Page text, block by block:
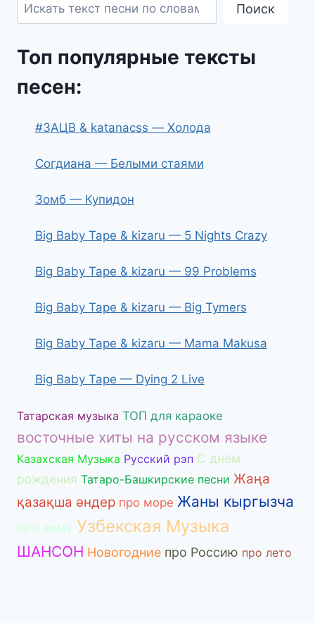
Поиск
Топ популярные тексты
песен:
#ЗАЦВ & katanacss — Холода
Согдиана — Белыми стаями
Зомб — Купидон
Big Baby Tape & kizaru — 5 Nights Crazy
Big Baby Tape & kizaru — 99 Problems
Big Baby Tape & kizaru — Big Tymers
Big Baby Tape & kizaru — Mama Makusa
Big Baby Tape — Dying 2 Live
Татарская музыка ТОП для караоке
восточные хиты на русском языке
Казахская Музыка Русский рэп С днём
рождения Татаро-Башкирские песни Жаңа
қазақша әндер про море Жаны кыргызча
про зиму Узбекская Музыка
ШАНСОН Новогодние про Россию про лето